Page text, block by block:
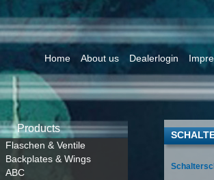
Home About us Dealerlogin
Products
Flaschen & Ventile
Backplates & Wings
ABC